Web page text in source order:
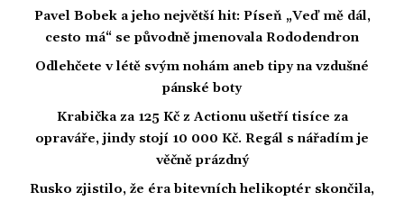
Pavel Bobek a jeho největší hit: Píseň „Veď mě dál,
cesto má“ se původně jmenovala Rododendron
Odlehčete v létě svým nohám aneb tipy na vzdušné
pánské boty
Krabička za 125 Kč z Actionu ušetří tisíce za
opraváře, jindy stojí 10 000 Kč. Regál s nářadím je
věčně prázdný
Rusko zjistilo, že éra bitevních helikoptér skončila,